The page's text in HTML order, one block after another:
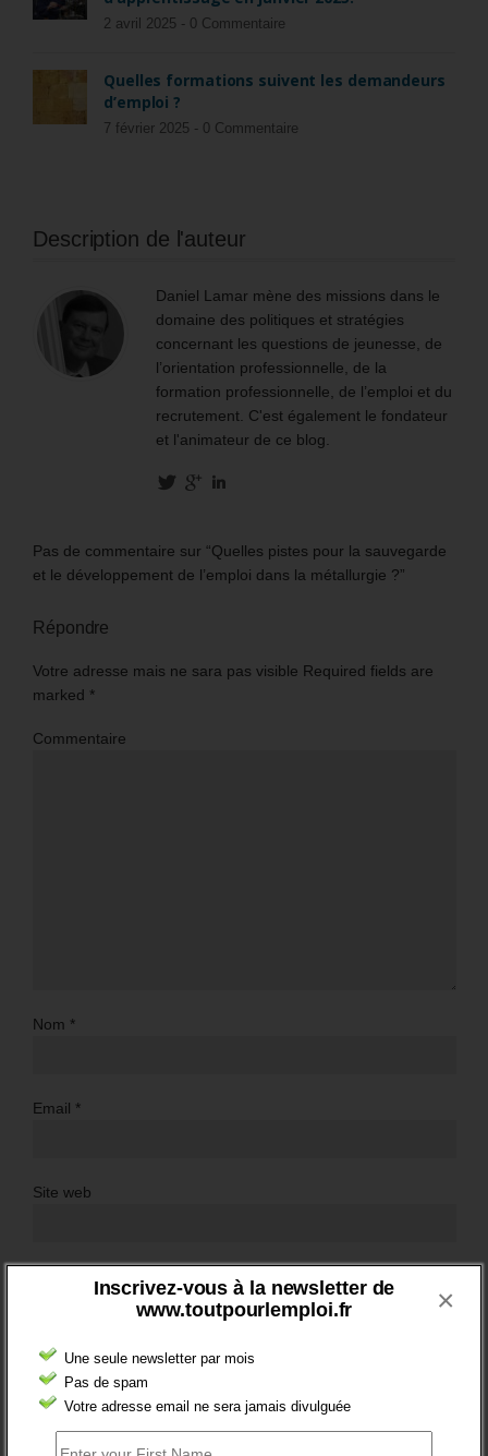
Inscrivez-vous à la newsletter de
www.toutpourlemploi.fr
Une seule newsletter par mois
Pas de spam
Votre adresse email ne sera jamais divulguée
×
2 avril 2025 - 0 Commentaire
Quelles formations suivent les demandeurs
d’emploi ?
7 février 2025 - 0 Commentaire
Description de l'auteur
Daniel Lamar mène des missions dans le
domaine des politiques et stratégies
concernant les questions de jeunesse, de
l’orientation professionnelle, de la
formation professionnelle, de l’emploi et du
recrutement. C'est également le fondateur
et l'animateur de ce blog.
Pas de commentaire sur “Quelles pistes pour la sauvegarde
et le développement de l’emploi dans la métallurgie ?”
Répondre
Votre adresse mais ne sara pas visible Required fields are
marked *
Commentaire
Nom *
Email *
Site web